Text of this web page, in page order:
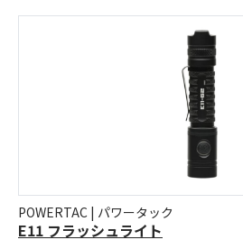
POWERTAC | パワータック
E11 フラッシュライト